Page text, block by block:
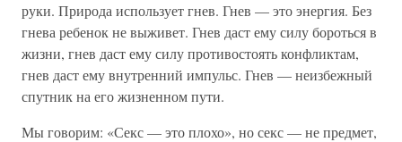
руки. Природа использует гнев. Гнев — это энергия. Без
гнева ребенок не выживет. Гнев даст ему силу бороться в
жизни, гнев даст ему силу противостоять конфликтам,
гнев даст ему внутренний импульс. Гнев — неизбежный
спутник на его жизненном пути.
Мы говорим: «Секс — это плохо», но секс — не предмет,